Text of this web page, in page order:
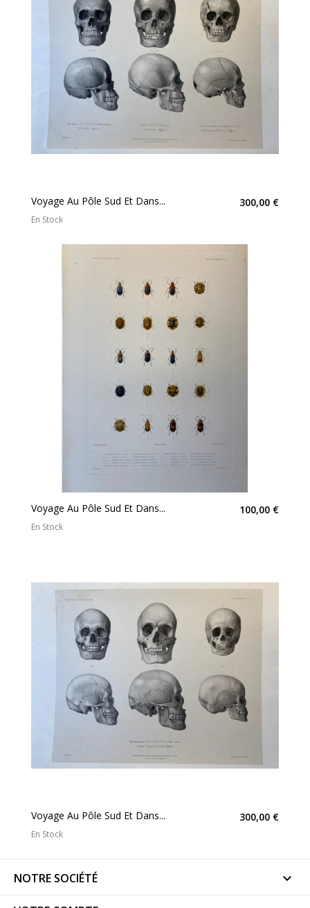
Voyage Au Pôle Sud Et Dans... 300,00 €
En Stock
Voyage Au Pôle Sud Et Dans... 100,00 €
En Stock
Voyage Au Pôle Sud Et Dans... 300,00 €
En Stock
NOTRE SOCIÉTÉ 